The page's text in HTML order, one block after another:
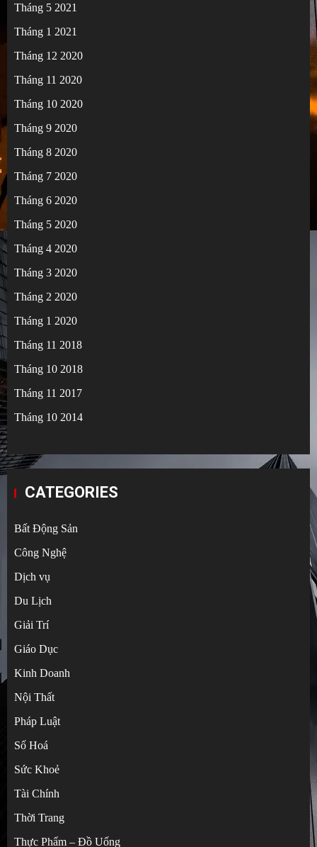
Tháng 5 2021
Tháng 1 2021
Tháng 12 2020
Tháng 11 2020
Tháng 10 2020
Tháng 9 2020
Tháng 8 2020
Tháng 7 2020
Tháng 6 2020
Tháng 5 2020
Tháng 4 2020
Tháng 3 2020
Tháng 2 2020
Tháng 1 2020
Tháng 11 2018
Tháng 10 2018
Tháng 11 2017
Tháng 10 2014
CATEGORIES
Bất Động Sản
Công Nghệ
Dịch vụ
Du Lịch
Giải Trí
Giáo Dục
Kinh Doanh
Nội Thất
Pháp Luật
Số Hoá
Sức Khoẻ
Tài Chính
Thời Trang
Thực Phẩm – Đồ Uống